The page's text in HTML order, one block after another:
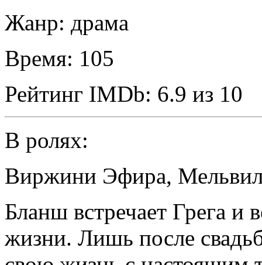
Жанр: драма
Время: 105
Рейтинг IMDb: 6.9 из 10
В ролях:
Виржини Эфира,
Бланш встречает Грега и
жизни. Лишь после